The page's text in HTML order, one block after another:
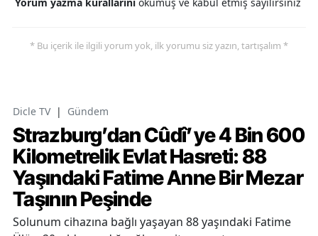
* Bu içerik ile ilgili yorum yok, ilk yorumu siz yazın, tartışalım *
Dicle TV | Gündem
Strazburg’dan Cûdî’ye 4 Bin 600
Kilometrelik Evlat Hasreti: 88
Yaşındaki Fatime Anne Bir Mezar
Taşının Peşinde
Solunum cihazına bağlı yaşayan 88 yaşındaki Fatime